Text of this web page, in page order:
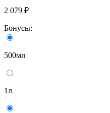
2 079 ₽
Бонусы:
500мл
1л